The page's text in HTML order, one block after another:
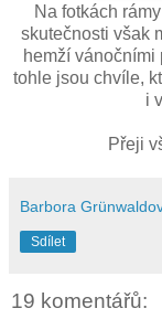
Na fotkách
skutečnosti však
hemží vánočními
tohle jsou chvíle,
i
Přeji
Barbora
Sdílet
19 komentářů: